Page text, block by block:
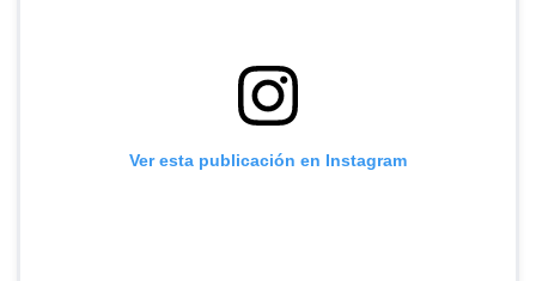
Ver esta publicación en Instagram